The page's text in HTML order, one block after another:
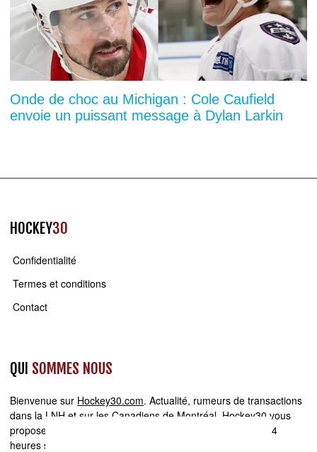
Onde de choc au Michigan : Cole Caufield
envoie un puissant message à Dylan Larkin
HOCKEY30
Confidentialité
Termes et conditions
Contact
QUI SOMMES NOUS
Bienvenue sur Hockey30.com. Actualité, rumeurs de transactions
dans la LNH et sur les Canadiens de Montréal, Hockey30 vous
propose du contenu original et inédit. Minute par minute, 24
heures sur 24,